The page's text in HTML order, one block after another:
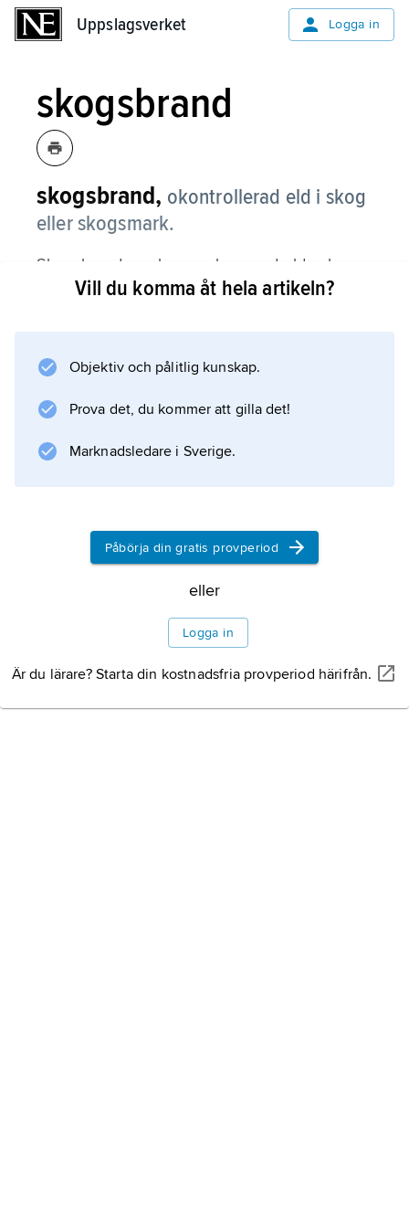
Uppslagsverket Logga in
skogsbrand
skogsbrand, okontrollerad eld i skog
eller skogsmark.
Skogsbrand orsakas av slarv med eld och av
blixtnedslag. Vid bekämpning av skogsbrand
brandgator och anlägga moteld.
Skogsbrand i Sverige
länder
Information om artikeln
Vill du komma åt hela artikeln?
Objektiv och pålitlig kunskap.
Prova det, du kommer att gilla det!
Marknadsledare i Sverige.
Påbörja din gratis provperiod
eller
Logga in
Är du lärare? Starta din kostnadsfria provperiod härifrån.